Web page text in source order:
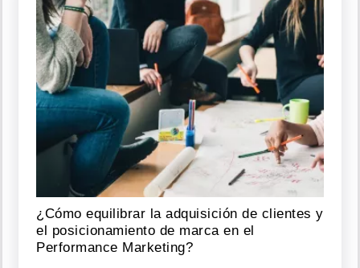
¿Cómo equilibrar la adquisición de clientes y
el posicionamiento de marca en el
Performance Marketing?